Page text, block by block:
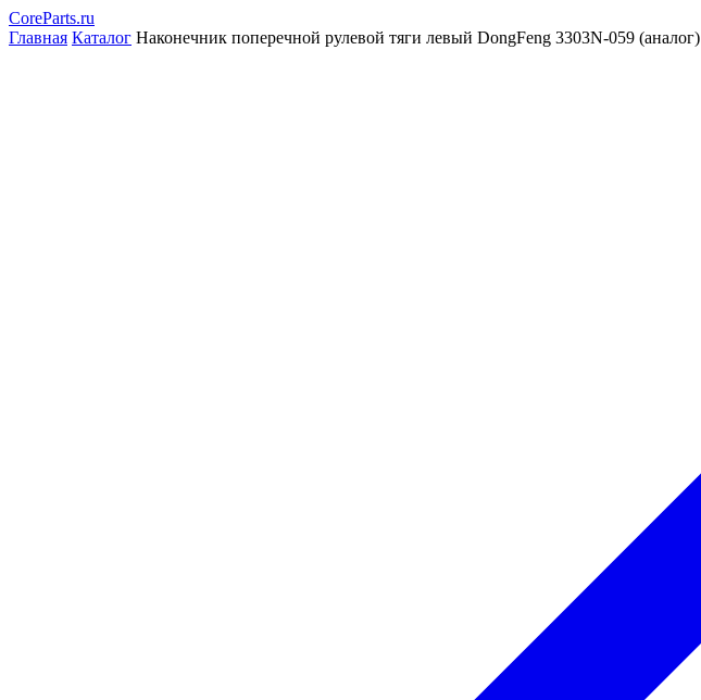
CoreParts.ru
Главная Каталог Наконечник поперечной рулевой тяги левый DongFeng 3303N-059 (аналог)